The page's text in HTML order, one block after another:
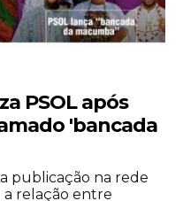
com o objetivo de
mais
maio, devido as
Raquel Lyra
PSOL após
'bancada
publicação na rede
relação entre